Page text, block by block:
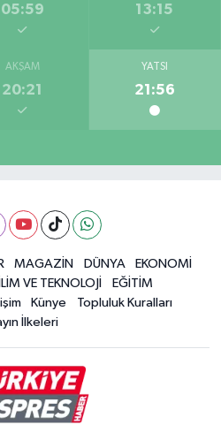
05:59 13:15
AKŞAM
20:21
YATSI
21:56
MAGAZİN DÜNYA
EKONOMİ
VE TEKNOLOJİ
EĞİTİM
Künye
Topluluk Kuralları
İlkeleri